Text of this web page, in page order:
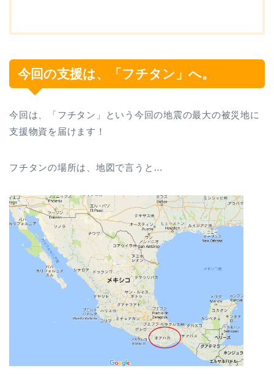
今回の支援は、「フチタン」へ。
今回は、「フチタン」という今回の地震の最大の被災地に
支援物資を届けます！
フチタンの場所は、地図で言うと…